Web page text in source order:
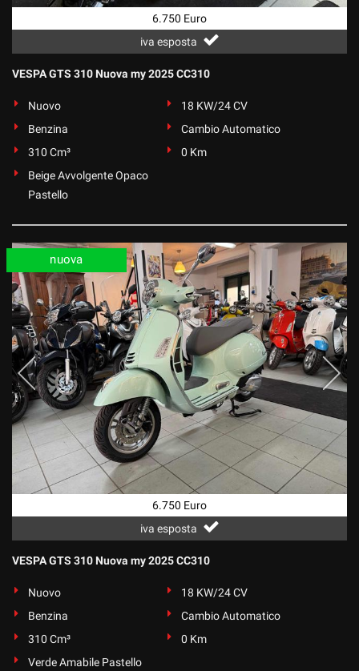
6.750 Euro
iva esposta
VESPA GTS 310 Nuova my 2025 CC310
Nuovo
18 KW/24 CV
Benzina
Cambio Automatico
310 Cm³
0 Km
Beige Avvolgente Opaco
Pastello
6.750 Euro
iva esposta
nuova
VESPA GTS 310 Nuova my 2025 CC310
Nuovo
18 KW/24 CV
Benzina
Cambio Automatico
310 Cm³
0 Km
Verde Amabile Pastello
Cookie necessari
Cookie per il miglioramento dell'esperienza utente
Cookie analitici
Leggi
la
cookie
policy
Salva
le
impostazioni